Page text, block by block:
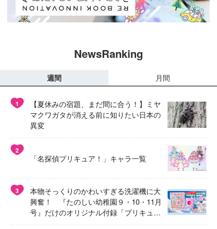
NewsRanking
週間 月間
1
【夏休みの宿題、まだ間に合う！】ミヤ
マクワガタが消える前に知りたい日本の
異変
2
「名探偵プリキュア！」キャラ一覧
3
本物そっくりのかわいすぎる洗濯機に大
興奮！ 『たのしい幼稚園９・10・11月
号』だけのオリジナル付録「プリキュ
ア くるくるせんたくき」